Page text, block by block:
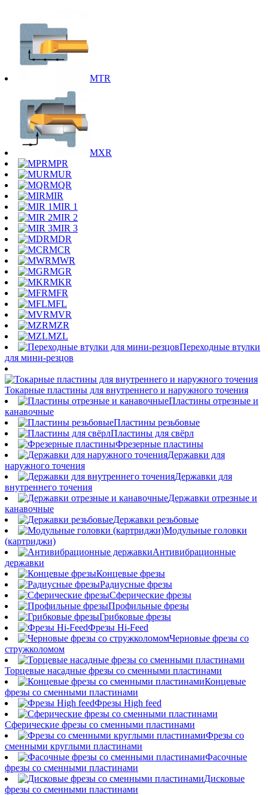
MTR
MXR
MPR
MUR
MQR
MIR
MIR 1
MIR 2
MIR 3
MDR
MCR
MWR
MGR
MKR
MFR
MFL
MVR
MZR
MZL
Переходные втулки
для мини-резцов
Токарные пластины для внутреннего и наружного точения
Пластины отрезные и
канавочные
Пластины резьбовые
Пластины для свёрл
Фрезерные пластины
Державки для
наружного точения
Державки для
внутреннего точения
Державки отрезные и
канавочные
Державки резьбовые
Модульные головки
(картриджи)
Антивибрационные
державки
Концевые фрезы
Радиусные фрезы
Сферические фрезы
Профильные фрезы
Грибковые фрезы
Фрезы Hi-Feed
Черновые фрезы со
стружколомом
Торцевые насадные фрезы со сменными пластинами
Концевые
фрезы со сменными пластинами
Фрезы High feed
Сферические фрезы со сменными пластинами
Фрезы со
сменными круглыми пластинами
Фасочные
фрезы со сменными пластинами
Дисковые
фрезы со сменными пластинами